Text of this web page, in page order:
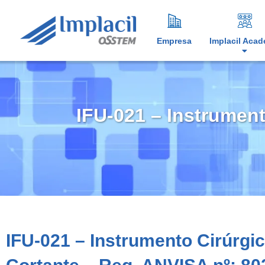
Empresa Implacil
IFU-021 –
IFU-021 – Instrumento